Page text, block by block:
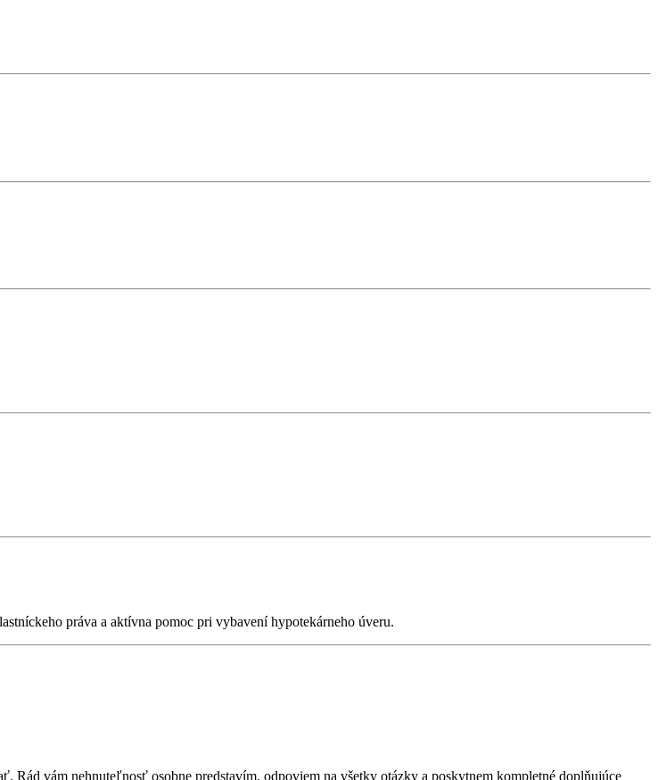
práva a aktívna pomoc pri vybavení hypotekárneho úveru.
vám nehnuteľnosť osobne predstavím, odpoviem na všetky otázky a poskytnem kompletné doplňujúce